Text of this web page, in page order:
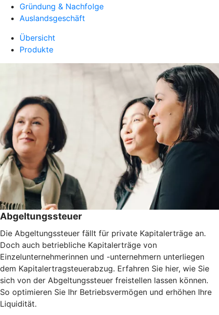
Gründung & Nachfolge
Auslandsgeschäft
Übersicht
Produkte
Abgeltungssteuer
Die Abgeltungssteuer fällt für private Kapitalerträge an.
Doch auch betriebliche Kapitalerträge von
Einzelunternehmerinnen und -unternehmern unterliegen
dem Kapitalertragsteuerabzug. Erfahren Sie hier, wie Sie
sich von der Abgeltungssteuer freistellen lassen können.
So optimieren Sie Ihr Betriebsvermögen und erhöhen Ihre
Liquidität.